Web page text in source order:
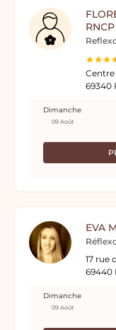
69340
Dimanche
09 Août
EVA
17 rue
69440
Dimanche
09 Août